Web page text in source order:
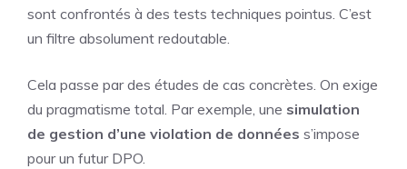
sont confrontés à des tests techniques pointus. C’est
un filtre absolument redoutable.
Cela passe par des études de cas concrètes. On exige
du pragmatisme total. Par exemple, une simulation
de gestion d’une violation de données s’impose
pour un futur DPO.